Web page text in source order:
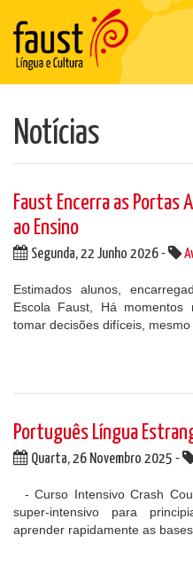
Notícias
Faust Encerra as Portas
ao Ensino
Segunda, 22 Junho 2026 -
Estimados alunos,
Escola Faust, Há
tomar decisões difíceis, mesmo
Português Língua
Quarta, 26 Novembro 2025 -
- Curso Intensivo Crash
super-intensivo para
aprender rapidamente as